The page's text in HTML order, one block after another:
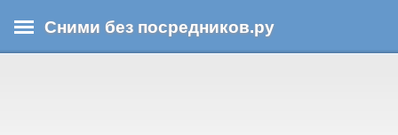
к
основному
Сними без посредников.ру